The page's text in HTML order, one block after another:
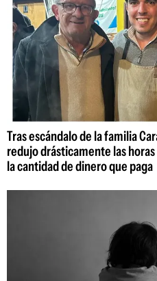
Tras escándalo de la familia
redujo drásticamente las
la cantidad de dinero que paga